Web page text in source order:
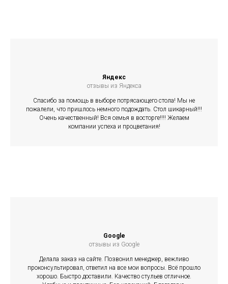
Яндекс
отзывы из Яндекса
Спасибо за помощь в выборе потрясающего стола! Мы не
пожалели, что пришлось немного подождать. Стол шикарный!!!
Очень качественный! Вся семья в восторге!!!! Желаем
компании успеха и процветания!
Google
отзывы из Google
Делала заказ на сайте. Позвонил менеджер, вежливо
проконсультировал, ответил на все мои вопросы. Всё прошло
хорошо. Быстро доставили. Качество стульев отличное.